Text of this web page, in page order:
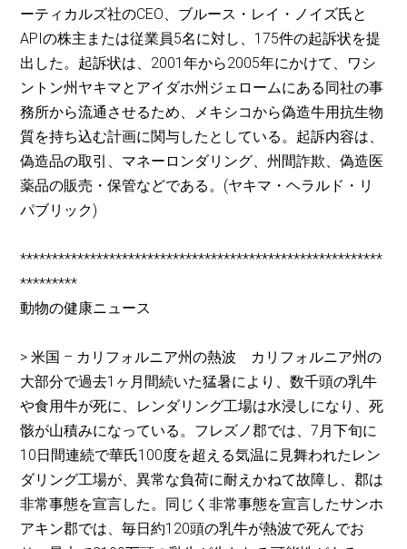
ーティカルズ社のCEO、ブルース・レイ・ノイズ氏と
APIの株主または従業員5名に対し、175件の起訴状を提
出した。起訴状は、2001年から2005年にかけて、ワシ
ントン州ヤキマとアイダホ州ジェロームにある同社の事
務所から流通させるため、メキシコから偽造牛用抗生物
質を持ち込む計画に関与したとしている。起訴内容は、
偽造品の取引、マネーロンダリング、州間詐欺、偽造医
薬品の販売・保管などである。(ヤキマ・ヘラルド・リ
パブリック)
*********************************************************
*********
動物の健康ニュース
> 米国 – カリフォルニア州の熱波 カリフォルニア州の
大部分で過去1ヶ月間続いた猛暑により、数千頭の乳牛
や食用牛が死に、レンダリング工場は水浸しになり、死
骸が山積みになっている。フレズノ郡では、7月下旬に
10日間連続で華氏100度を超える気温に見舞われたレン
ダリング工場が、異常な負荷に耐えかねて故障し、郡は
非常事態を宣言した。同じく非常事態を宣言したサンホ
アキン郡では、毎日約120頭の乳牛が熱波で死んでお